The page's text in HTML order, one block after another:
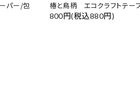
パー/包
椿と鳥柄 エコクラフトテー
800円(税込880円)